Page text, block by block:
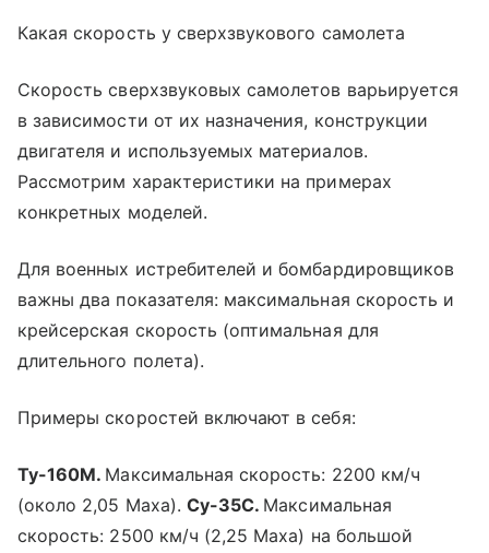
Какая скорость у сверхзвукового самолета
Скорость сверхзвуковых самолетов варьируется
в зависимости от их назначения, конструкции
двигателя и используемых материалов.
Рассмотрим характеристики на примерах
конкретных моделей.
Для военных истребителей и бомбардировщиков
важны два показателя: максимальная скорость и
крейсерская скорость (оптимальная для
длительного полета).
Примеры скоростей включают в себя:
Ту-160М. Максимальная скорость: 2200 км/ч
(около 2,05 Маха). Су-35С. Максимальная
скорость: 2500 км/ч (2,25 Маха) на большой